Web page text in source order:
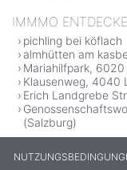
IMMMO
pichling bei köflach
almhütten am
Mariahilfpark,
Klausenweg, 4040
Erich Landgrebe
(Salzburg)